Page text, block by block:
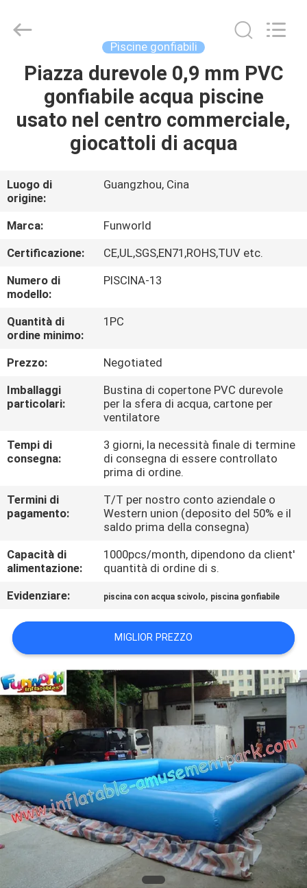
CASA
PRODOTTI
CIRCA
NOI
GIRO
DELLA
FABBRICA
CONTROLLO
DI
QUALITÀ
COMPANY
MAPPA
SITO
POLICY
Inflatables
Limited.
Piscine gonfiabili
Piazza durevole 0,9 mm PVC
gonfiabile acqua piscine
usato nel centro commerciale,
giocattoli di acqua
Luogo di
origine:
Guangzhou, Cina
Marca:
Funworld
Certificazione:
CE,UL,SGS,EN71,ROHS,TUV etc.
Numero di
modello:
PISCINA-13
Quantità di
ordine minimo:
1PC
Prezzo:
Negotiated
Imballaggi
particolari:
Bustina di copertone PVC durevole
per la sfera di acqua, cartone per
ventilatore
Tempi di
consegna:
3 giorni, la necessità finale di termine
di consegna di essere controllato
prima di ordine.
Termini di
pagamento:
T/T per nostro conto aziendale o
Western union (deposito del 50% e il
saldo prima della consegna)
Capacità di
alimentazione:
1000pcs/month, dipendono da client'
quantità di ordine di s.
Evidenziare:
piscina con acqua scivolo, piscina gonfiabile
MIGLIOR PREZZO